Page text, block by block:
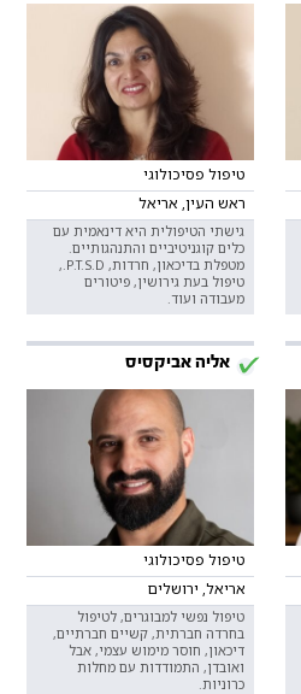
טיפול פסיכולוגי
ראש העין, אריאל
גישתי הטיפולית היא דינאמית עם
כלים קוגניטיביים והתנהגותיים.
מטפלת בדיכאון, חרדות, P.T.S.D.,
טיפול בעת גירושין, פיטורים
מעבודה ועוד.
אליה אביקסיס
טיפול פסיכולוגי
אריאל, ירושלים
טיפול נפשי למבוגרים, לטיפול
בחרדה חברתית, קשיים חברתיים,
דיכאון, חוסר מימוש עצמי, אבל
ואובדן, התמודדות עם מחלות
כרוניות.